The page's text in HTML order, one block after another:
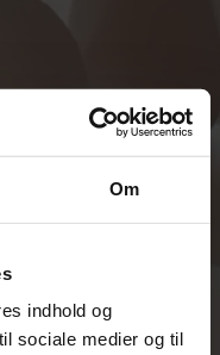
Om
indhold og
sociale medier og til